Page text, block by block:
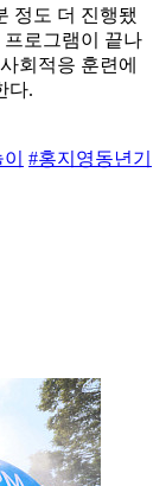
정도 더 진행됐
로그램이 끝나
회적응 훈련에
다.
#홍지영동년기